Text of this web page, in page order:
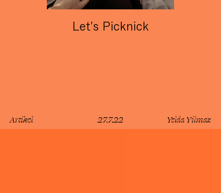
Let's Picknick
Artikel 27.7.22 Yelda Yilmaz